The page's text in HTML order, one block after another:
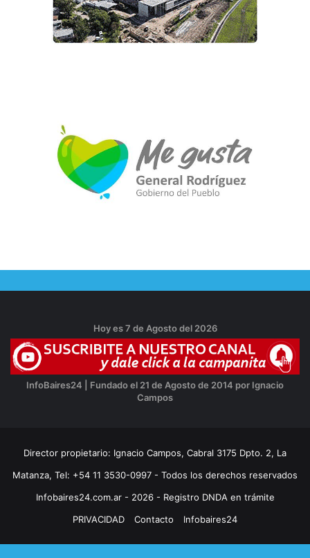
Hoy es 7 de Agosto del 2026
InfoBaires24 | Fundado el 21 de Agosto de 2014 por Ignacio
Campos
Director propietario: Ignacio Campos, Cabral 3175 Dpto. 2, La
Matanza, Tel: +54 11 3530-0997 - Todos los derechos reservados
Infobaires24.com.ar - 2026 - Registro DNDA en trámite
PRIVACIDAD
Contacto Infobaires24